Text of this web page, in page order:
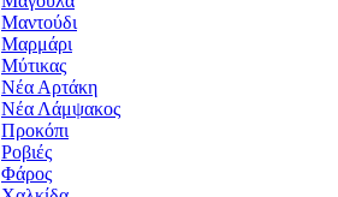
Μαντούδι
Μαρμάρι
Μύτικας
Νέα Αρτάκη
Νέα Λάμψακος
Προκόπι
Ροβιές
Φάρος